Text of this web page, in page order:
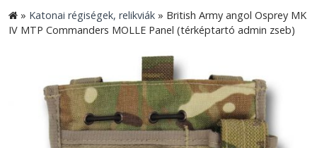
» Katonai régiségek, relikviák » British Army angol Osprey MK
IV MTP Commanders MOLLE Panel (térképtartó admin zseb)